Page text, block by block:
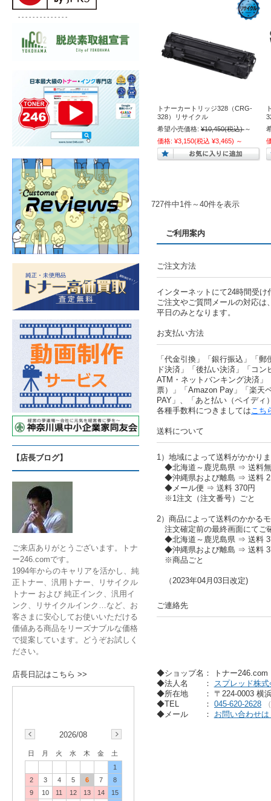
トナーカートリッジ328（CRG-
328）リサイクル
希望小売価格: ¥10,450(税込) ～
価格: ¥3,150(税込 ¥3,465) ～
727件中1件～40件を表示
ご利用案内
ご注文方法
インターネットにて24時間受け
ご注文やご質問メールの対応は
平日のみとなります。
お支払い方法
「代金引換」「銀行振込」「
ド決済」「後払い決済」「コ
ATM・ネットバンキング決済」
票）」「Amazon Pay」「楽天
PAY」、「あと払い（ペイディ
各種手数料につきましてはこち
送料について
1）地域によって送料がかかり
◆北海道～鹿児島県 ⇒ 送料
◆沖縄県および離島 ⇒ 送料
◆メール便 ⇒ 送料 370円
※1注文（注文番号）ごと
2）商品によって送料のかかる
注文確定前の最終画面にてご
◆北海道～鹿児島県 ⇒ 送料
◆沖縄県および離島 ⇒ 送料
※商品ごと
（2023年04月03日改定)
ご連絡先
◆ショップ名： トナー
◆法人名
：
スプレッド株式
◆所在地
： 〒224-0003 横
◆TEL
： 045-620-2628
（
◆メール
： お問い合わせ
- - - - - - - - - - - - - -
【店長ブログ】
ご来店ありがとうございます。トナ
ー246.comです。
1994年からのキャリアを活かし、純
正トナー、汎用トナー、リサイクル
トナー および 純正インク、汎用イ
ンク、リサイクルインク…など、お
客さまに安心してお使いいただける
価値ある商品をリーズナブルな価格
で提案しています。どうぞお試しく
ださい。
店長日記はこちら >>
2026/08
日 月 火 水 木 金
土
1
2
3 4 5 6 7
8
9
10 11 12 13 14
15